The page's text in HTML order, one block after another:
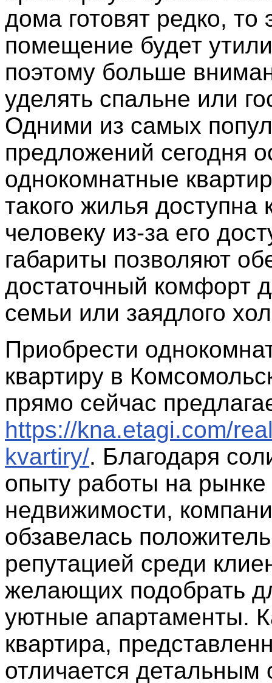
дома готовят редко, то
помещение будет
поэтому больше
уделять спальне или
Одними из самых
предложений сегодня
однокомнатные
такого жилья доступна
человеку из-за его
габариты позволяют
достаточный комфорт
семьи или заядлого
Приобрести
квартиру в
прямо сейчас
https://kna.etagi.com/
kvartiry/. Благодаря
опыту работы на рынке
недвижимости,
обзавелась
репутацией среди
желающих подобрать
уютные апартаменты.
квартира,
отличается детальным